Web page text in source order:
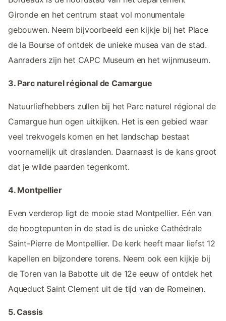
Gironde en het centrum staat vol monumentale
gebouwen. Neem bijvoorbeeld een kijkje bij het Place
de la Bourse of ontdek de unieke musea van de stad.
Aanraders zijn het CAPC Museum en het wijnmuseum.
3. Parc naturel régional de Camargue
Natuurliefhebbers zullen bij het Parc naturel régional de
Camargue hun ogen uitkijken. Het is een gebied waar
veel trekvogels komen en het landschap bestaat
voornamelijk uit draslanden. Daarnaast is de kans groot
dat je wilde paarden tegenkomt.
4. Montpellier
Even verderop ligt de mooie stad Montpellier. Eén van
de hoogtepunten in de stad is de unieke Cathédrale
Saint-Pierre de Montpellier. De kerk heeft maar liefst 12
kapellen en bijzondere torens. Neem ook een kijkje bij
de Toren van la Babotte uit de 12e eeuw of ontdek het
Aqueduct Saint Clement uit de tijd van de Romeinen.
5. Cassis